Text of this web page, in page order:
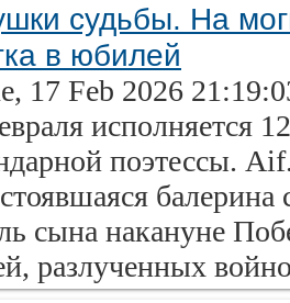
судьбы. На
в юбилей
17 Feb 2026
исполняется
поэтессы.
балерина
сына накануне
разлученных